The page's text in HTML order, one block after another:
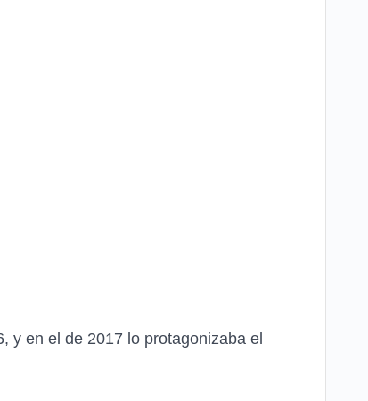
y en el de 2017 lo protagonizaba el